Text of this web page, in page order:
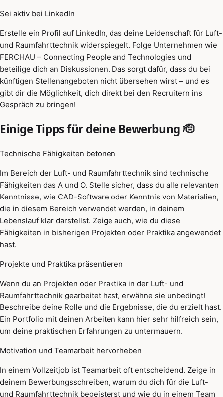
Sei aktiv bei LinkedIn
Erstelle ein Profil auf LinkedIn, das deine Leidenschaft für Luft-
und Raumfahrttechnik widerspiegelt. Folge Unternehmen wie
FERCHAU – Connecting People and Technologies und
beteilige dich an Diskussionen. Das sorgt dafür, dass du bei
künftigen Stellenangeboten nicht übersehen wirst – und es
gibt dir die Möglichkeit, dich direkt bei den Recruitern ins
Gespräch zu bringen!
Einige Tipps für deine Bewerbung 🫡
Technische Fähigkeiten betonen
Im Bereich der Luft- und Raumfahrttechnik sind technische
Fähigkeiten das A und O. Stelle sicher, dass du alle relevanten
Kenntnisse, wie CAD-Software oder Kenntnis von Materialien,
die in diesem Bereich verwendet werden, in deinem
Lebenslauf klar darstellst. Zeige auch, wie du diese
Fähigkeiten in bisherigen Projekten oder Praktika angewendet
hast.
Projekte und Praktika präsentieren
Wenn du an Projekten oder Praktika in der Luft- und
Raumfahrttechnik gearbeitet hast, erwähne sie unbedingt!
Beschreibe deine Rolle und die Ergebnisse, die du erzielt hast.
Ein Portfolio mit deinen Arbeiten kann hier sehr hilfreich sein,
um deine praktischen Erfahrungen zu untermauern.
Motivation und Teamarbeit hervorheben
In einem Vollzeitjob ist Teamarbeit oft entscheidend. Zeige in
deinem Bewerbungsschreiben, warum du dich für die Luft-
und Raumfahrttechnik begeisterst und wie du in einem Team